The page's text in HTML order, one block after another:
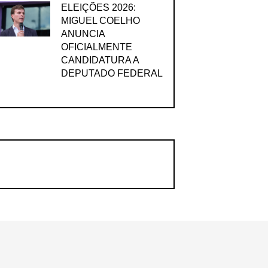
ELEIÇÕES 2026:
MIGUEL COELHO
ANUNCIA
OFICIALMENTE
CANDIDATURA A
DEPUTADO FEDERAL